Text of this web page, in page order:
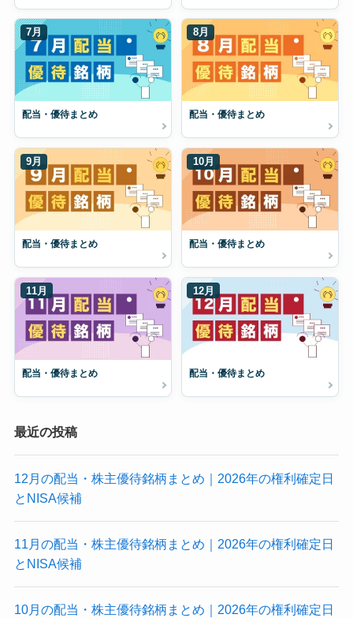
7月
配当・優待まとめ
8月
配当・優待まとめ
9月
配当・優待まとめ
10月
配当・優待まとめ
11月
配当・優待まとめ
12月
配当・優待まとめ
最近の投稿
12月の配当・株主優待銘柄まとめ｜2026年の権利確定日
とNISA候補
11月の配当・株主優待銘柄まとめ｜2026年の権利確定日
とNISA候補
10月の配当・株主優待銘柄まとめ｜2026年の権利確定日